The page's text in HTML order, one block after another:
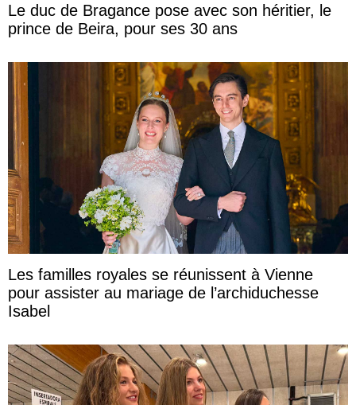
Le duc de Bragance pose avec son héritier, le
prince de Beira, pour ses 30 ans
Les familles royales se réunissent à Vienne
pour assister au mariage de l’archiduchesse
Isabel